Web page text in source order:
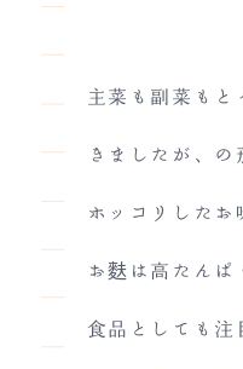
主菜も副菜もと
きましたが、
ホッコリしたお
お麩は高たんぱ
食品としても注